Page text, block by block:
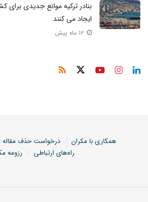
بنادر ترکیه موانع جدیدی برای
ایجاد می کنند
همکاری با مکران درخواست حذف مقاله
راه‌های ارتباطی
رزومه